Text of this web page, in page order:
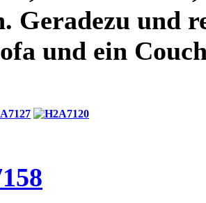
Geradezu und
und ein